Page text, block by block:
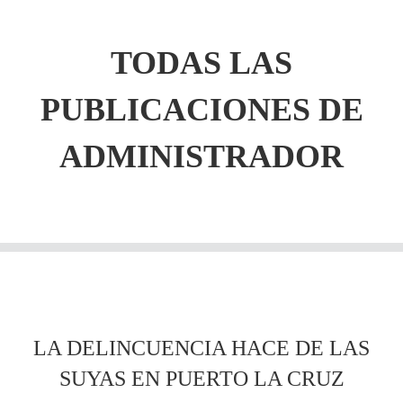
TODAS LAS
PUBLICACIONES DE
ADMINISTRADOR
LA DELINCUENCIA HACE DE LAS
SUYAS EN PUERTO LA CRUZ